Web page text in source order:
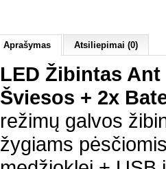
Aprašymas Atsiliepimai (0)
LED Žibintas Ant
Šviesos + 2x
režimų galvos
žygiams